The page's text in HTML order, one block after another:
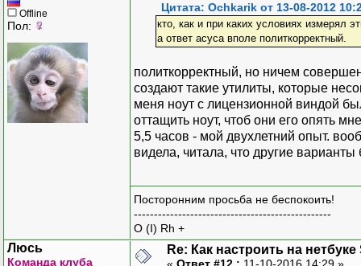
Offline
Пол:
Цитата: Ochkarik от 13-08-2012
кто, как и при каких условиях измерял
а ответ асуса вполе политкорректный.
политкорректный, но ничем
создают такие утилиты, которые
меня ноут с лицензионной виндой
оттащить ноут, чтоб они его опять
5,5 часов - мой двухлетний опыт.
видела, читала, что другие
Посторонним просьба не беспокоить!
-------------------------------------------------
O (I) Rh +
Люсь
Команда клуба
Re: Как настроить на
« Ответ #12 : 11-10-2016 14:29 »